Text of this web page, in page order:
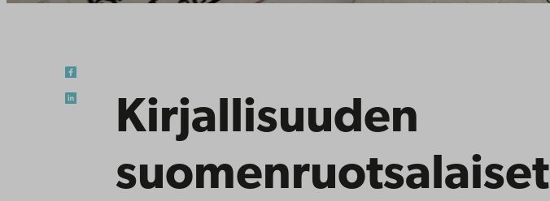
Kirjallisuuden
suomenruotsalaiset